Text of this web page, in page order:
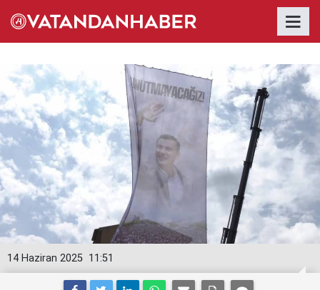
11:51
14 Haziran 2025